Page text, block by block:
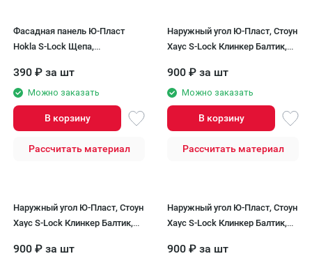
Фасадная панель Ю-Пласт
Hokla S-Lock Щепа,
390 ₽ за шт
Можно заказать
В корзину
Рассчитать материал
Наружный угол Ю-Пласт, Стоун
Хаус S-Lock Клинкер Балтик,
900 ₽ за шт
Можно заказать
В корзину
Рассчитать материал
Наружный угол Ю-Пласт, Стоун
Хаус S-Lock Клинкер Балтик,
900 ₽ за шт
Наружный угол Ю-Пласт, Стоун
Хаус S-Lock Клинкер Балтик,
900 ₽ за шт